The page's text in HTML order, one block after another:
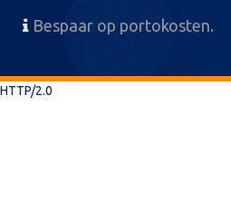
Bespaar op portokosten.
HTTP/2.0